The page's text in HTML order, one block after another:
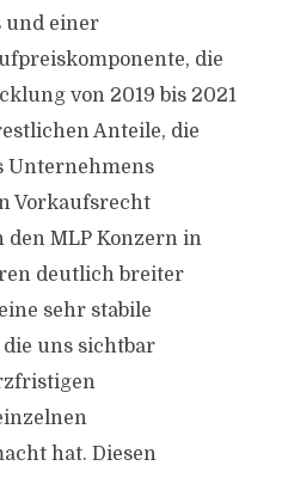
und einer
die
von 2019 bis 2021
Anteile, die
Unternehmens
Vorkaufsrecht
den MLP Konzern in
deutlich breiter
sehr stabile
die uns sichtbar
hat. Diesen